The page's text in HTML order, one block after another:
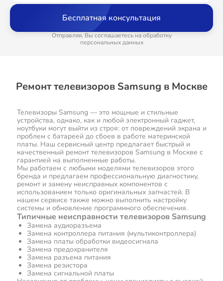
Бесплатная консультация
Отправляя, Вы соглашаетесь на обработку
персональных данных
Ремонт телевизоров Samsung в Москве
Телевизоры Samsung — это мощные и стильные
устройства, однако, как и любой электронный гаджет,
ноутбуки могут выйти из строя: от повреждений экрана и
проблем с батареей до сбоев в работе материнской
платы. Наш сервисный центр предлагает быстрый и
качественный ремонт телевизоров Samsung в Москве с
гарантией на выполненные работы.
Мы работаем с любыми моделями телевизоров этого
бренда и предлагаем профессиональную диагностику,
ремонт и замену неисправных компонентов с
использованием только оригинальных запчастей. В
нашем сервисе также можно выполнить настройку
системы и обновление программного обеспечения.
Типичные неисправности телевизоров Samsung
Замена аудиоразъема
Замена контроллера питания (мультиконтроллера)
Замена платы обработки видеосигнала
Замена предохранителя
Замена разъема питания
Замена резистора
Замена сигнальной платы